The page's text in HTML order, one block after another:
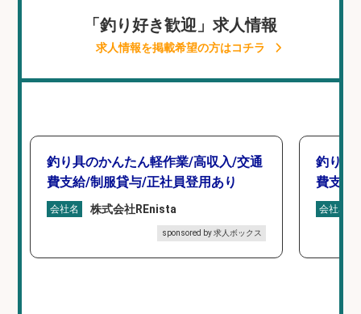
「釣り好き歓迎」求人情報
求人情報を掲載希望の方はコチラ
釣り具のかんたん軽作業/高収入/交通
費支給/制服貸与/正社員登用あり
会社名 株式会社REnista
sponsored by 求人ボックス
釣り具
費支給
会社名